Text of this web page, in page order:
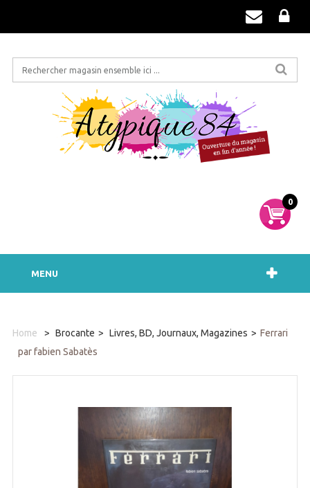
0
MENU
Home > Brocante > Livres, BD, Journaux, Magazines > Ferrari
par fabien Sabatès